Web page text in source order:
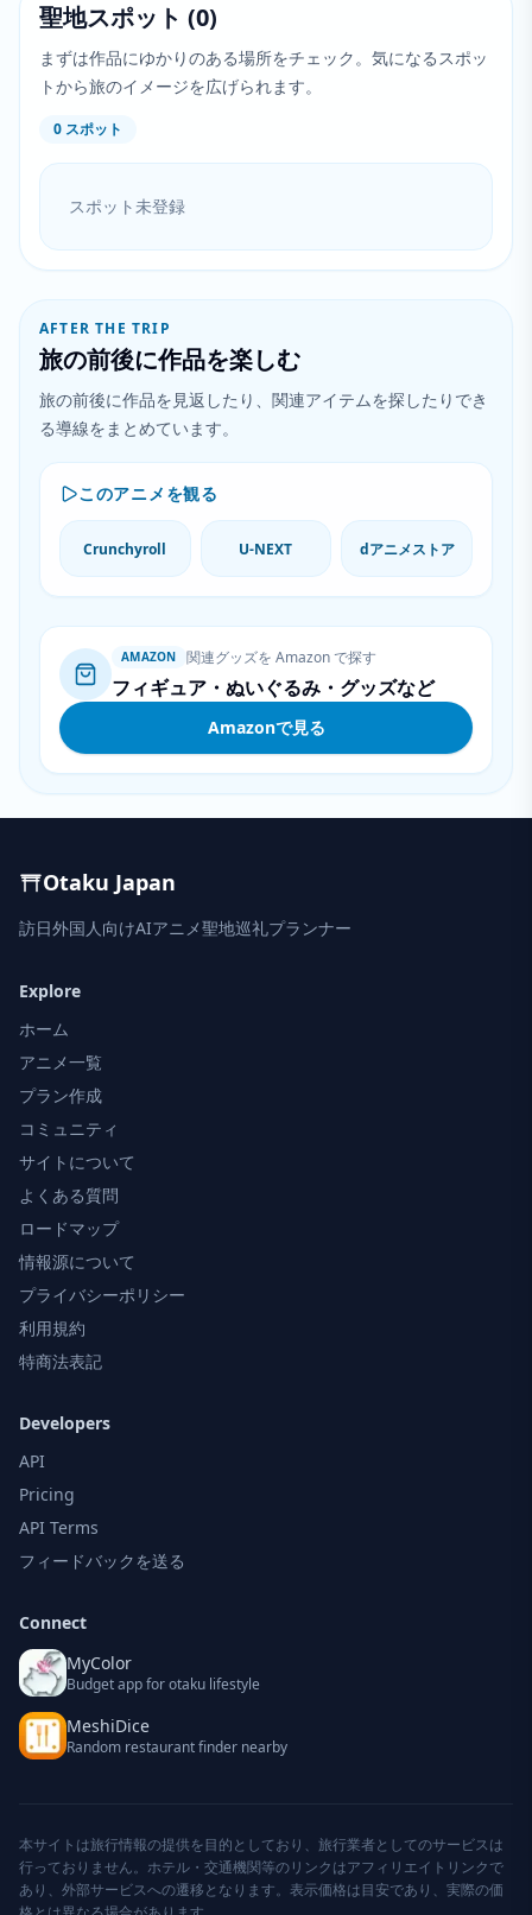
聖地スポット (0)
まずは作品にゆかりのある場所をチェック。気になるスポッ
トから旅のイメージを広げられます。
0 スポット
スポット未登録
AFTER THE TRIP
旅の前後に作品を楽しむ
旅の前後に作品を見返したり、関連アイテムを探したりでき
る導線をまとめています。
このアニメを観る
Crunchyroll U-NEXT dアニメストア
AMAZON 関連グッズを Amazon で探す
フィギュア・ぬいぐるみ・グッズなど
Amazonで見る
Otaku Japan
訪日外国人向けAIアニメ聖地巡礼プランナー
Explore
ホーム
アニメ一覧
プラン作成
コミュニティ
サイトについて
よくある質問
ロードマップ
情報源について
プライバシーポリシー
利用規約
特商法表記
Developers
API
Pricing
API Terms
フィードバックを送る
Connect
MyColor
Budget app for otaku lifestyle
MeshiDice
Random restaurant finder nearby
本サイトは旅行情報の提供を目的としており、旅行業者としてのサービスは
行っておりません。ホテル・交通機関等のリンクはアフィリエイトリンクで
あり、外部サービスへの遷移となります。表示価格は目安であり、実際の価